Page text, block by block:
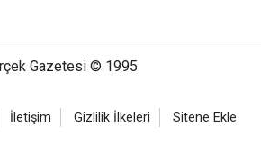
Gazetesi © 1995
İletişim Gizlilik İlkeleri Sitene Ekle